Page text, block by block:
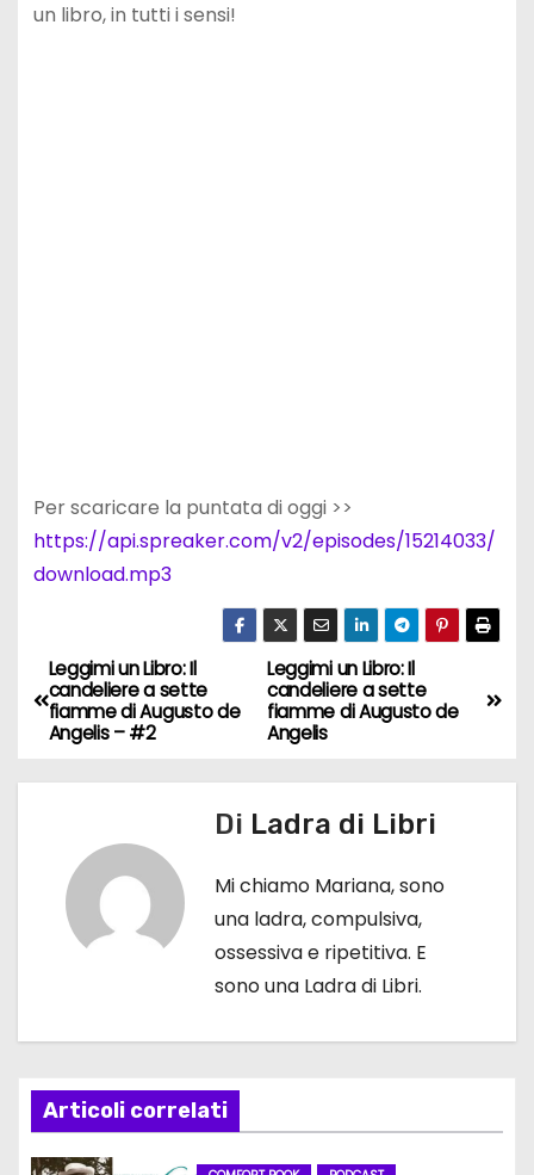
un libro, in tutti i sensi!
Per scaricare la puntata di oggi >>
https://api.spreaker.com/v2/episodes/15214033/
download.mp3
N
a
v
i
o
n
Leggimi un Libro: Il
candeliere a sette
fiamme di Augusto de
Angelis
Leggimi un Libro: Il
candeliere a sette
fiamme di Augusto de
Angelis – #2
Di Ladra di Libri
Mi chiamo Mariana, sono
una ladra, compulsiva,
ossessiva e ripetitiva. E
sono una Ladra di Libri.
Articoli correlati